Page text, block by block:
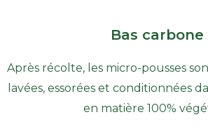
Bas carbone
Après récolte, les micro-pousses
lavées, essorées et conditionnées
en matière 100%